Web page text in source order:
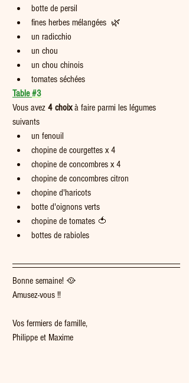
botte de persil
fines herbes mélangées  🌿
un radicchio
un chou
un chou chinois
tomates séchées
Table #3
Vous avez 4 choix à faire parmi les légumes
suivants
un fenouil
chopine de courgettes x 4
chopine de concombres x 4
chopine de concombres citron
chopine d'haricots
botte d'oignons verts
chopine de tomates 🍅
bottes de rabioles
Bonne semaine! 🥘
Amusez-vous !!
Vos fermiers de famille,
Philippe et Maxime